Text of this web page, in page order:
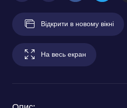
Відкрити в новому вікні
На весь екран